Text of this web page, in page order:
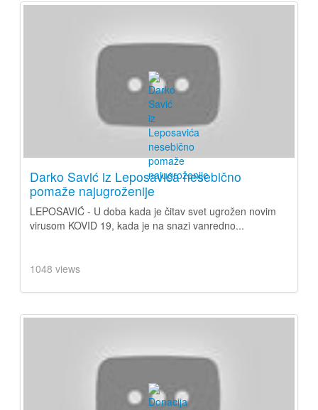
Darko Savić iz Leposavića nesebično
pomaže najugroženije
LEPOSAVIĆ - U doba kada je čitav svet ugrožen novim
virusom KOVID 19, kada je na snazi vanredno...
1048 views